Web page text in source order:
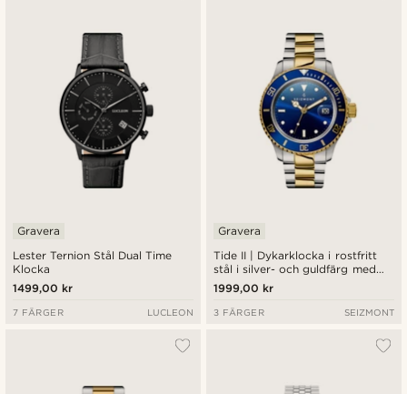
Lester Ternion Stål Dual Time
Klocka
Gravera
1499,00 kr
7 FÄRGER LUCLEON
Tide II | Dykarklocka i rostfritt
stål i silver- och guldfärg med
kvartsurverk, blå urtavla och
Cyclops-lins
Gravera
1999,00 kr
3 FÄRGER SEIZMONT